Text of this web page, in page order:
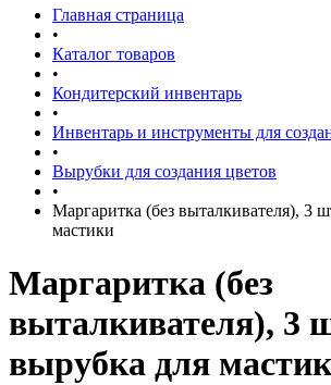
Главная страница
•
Каталог товаров
•
Кондитерский инвентарь
•
Инвентарь и инструменты для
•
Вырубки для создания цветов
•
Маргаритка (без выталкивателя), 3
мастики
Маргаритка (без
выталкивателя), 3
вырубка для